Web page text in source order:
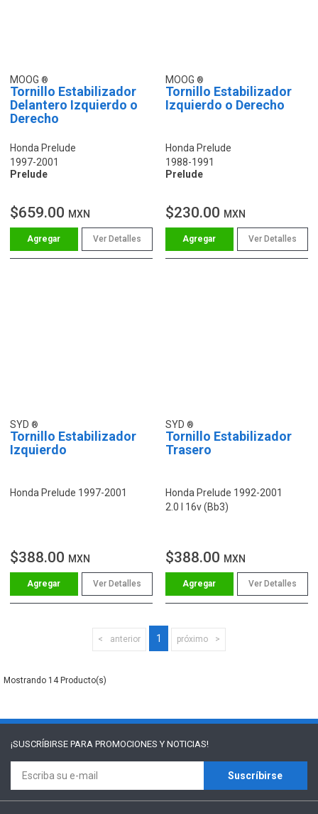
MOOG
Tornillo Estabilizador
Delantero Izquierdo o
Derecho
Honda Prelude
1997-2001
Prelude
$659.00 MXN
Ver Detalles
MOOG
Tornillo Estabilizador
Izquierdo o Derecho
Honda Prelude
1988-1991
Prelude
$230.00 MXN
Ver Detalles
SYD
Tornillo Estabilizador
Izquierdo
Honda Prelude 1997-2001
$388.00 MXN
Ver Detalles
SYD
Tornillo Estabilizador
Trasero
Honda Prelude 1992-2001
2.0 I 16v (Bb3)
$388.00 MXN
Ver Detalles
anterior 1 próximo
14
¡SUSCRÍBIRSE PARA PROMOCIONES Y NOTICIAS!
Suscríbirse